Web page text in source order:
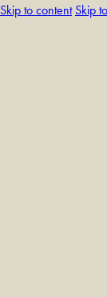
Skip to content Skip